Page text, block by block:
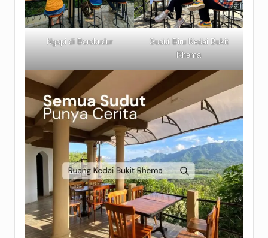
Ngopi di Borobudur
Sudut Biru Kedai Bukit
Rhema